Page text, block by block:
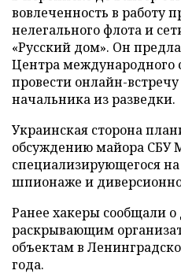
вовлеченность в работу
нелегального флота и
«Русский дом». Он
Центра международного
провести онлайн-
начальника из разведки.
Украинская сторона
обсуждению майора СБУ
специализирующегося
шпионаже и
Ранее хакеры сообщали
раскрывающим
объектам в
года.